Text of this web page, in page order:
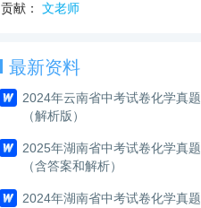
贡献： 文老师
最新资料
2024年云南省中考试卷化学真题
（解析版）
2025年湖南省中考试卷化学真题
（含答案和解析）
2024年湖南省中考试卷化学真题